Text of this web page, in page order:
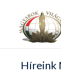
Híreink